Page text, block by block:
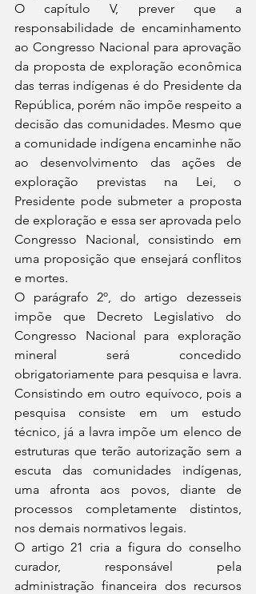
O capítulo V, prever que a
responsabilidade de encaminhamento
ao Congresso Nacional para aprovação
da proposta de exploração econômica
das terras indígenas é do Presidente da
República, porém não impõe respeito a
decisão das comunidades. Mesmo que
a comunidade indígena encaminhe não
ao desenvolvimento das ações de
exploração previstas na Lei, o
Presidente pode submeter a proposta
de exploração e essa ser aprovada pelo
Congresso Nacional, consistindo em
uma proposição que ensejará conflitos
e mortes.
O parágrafo 2º, do artigo dezesseis
impõe que Decreto Legislativo do
Congresso Nacional para exploração
mineral será concedido
obrigatoriamente para pesquisa e lavra.
Consistindo em outro equívoco, pois a
pesquisa consiste em um estudo
técnico, já a lavra impõe um elenco de
estruturas que terão autorização sem a
escuta das comunidades indígenas,
uma afronta aos povos, diante de
processos completamente distintos,
nos demais normativos legais.
O artigo 21 cria a figura do conselho
curador, responsável pela
administração financeira dos recursos